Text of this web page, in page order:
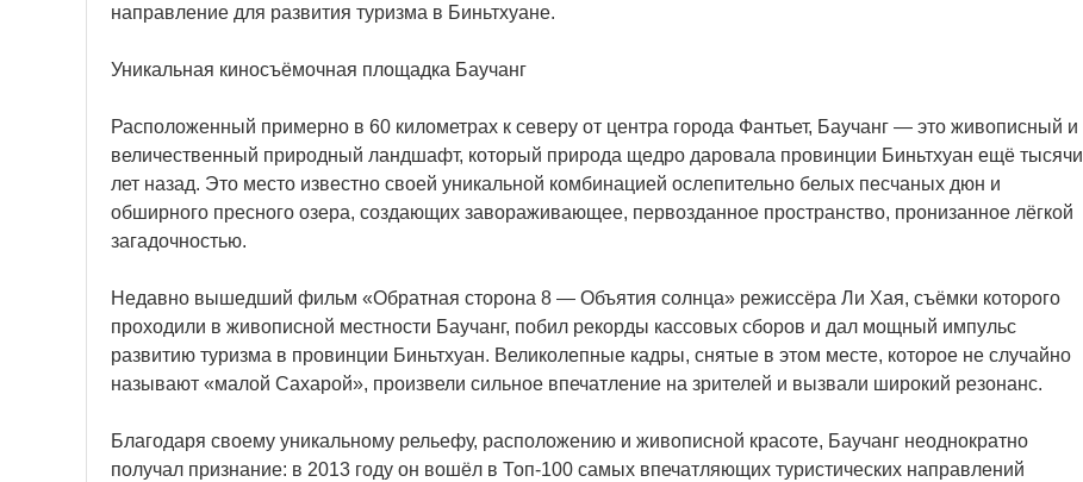
направление для развития туризма в Биньтхуане.
Уникальная киносъёмочная площадка Баучанг
Расположенный примерно в 60 километрах к северу от центра города Фантьет, Баучанг — это живописный и
величественный природный ландшафт, который природа щедро даровала провинции Биньтхуан ещё тысячи
лет назад. Это место известно своей уникальной комбинацией ослепительно белых песчаных дюн и
обширного пресного озера, создающих завораживающее, первозданное пространство, пронизанное лёгкой
загадочностью.
Недавно вышедший фильм «Обратная сторона 8 — Объятия солнца» режиссёра Ли Хая, съёмки которого
проходили в живописной местности Баучанг, побил рекорды кассовых сборов и дал мощный импульс
развитию туризма в провинции Биньтхуан. Великолепные кадры, снятые в этом месте, которое не случайно
называют «малой Сахарой», произвели сильное впечатление на зрителей и вызвали широкий резонанс.
Благодаря своему уникальному рельефу, расположению и живописной красоте, Баучанг неоднократно
получал признание: в 2013 году он вошёл в Топ-100 самых впечатляющих туристических направлений